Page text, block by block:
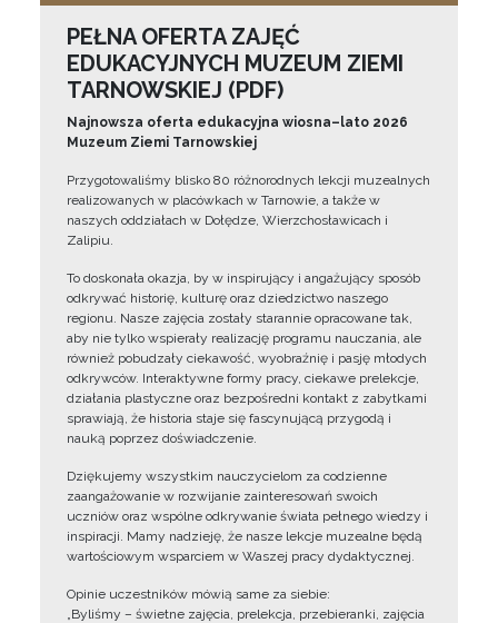
PEŁNA OFERTA ZAJĘĆ
EDUKACYJNYCH MUZEUM ZIEMI
TARNOWSKIEJ (PDF)
Najnowsza oferta edukacyjna wiosna–lato 2026
Muzeum Ziemi Tarnowskiej
Przygotowaliśmy blisko 80 różnorodnych lekcji muzealnych
realizowanych w placówkach w Tarnowie, a także w
naszych oddziałach w Dołędze, Wierzchosławicach i
Zalipiu.
To doskonała okazja, by w inspirujący i angażujący sposób
odkrywać historię, kulturę oraz dziedzictwo naszego
regionu. Nasze zajęcia zostały starannie opracowane tak,
aby nie tylko wspierały realizację programu nauczania, ale
również pobudzały ciekawość, wyobraźnię i pasję młodych
odkrywców. Interaktywne formy pracy, ciekawe prelekcje,
działania plastyczne oraz bezpośredni kontakt z zabytkami
sprawiają, że historia staje się fascynującą przygodą i
nauką poprzez doświadczenie.
Dziękujemy wszystkim nauczycielom za codzienne
zaangażowanie w rozwijanie zainteresowań swoich
uczniów oraz wspólne odkrywanie świata pełnego wiedzy i
inspiracji. Mamy nadzieję, że nasze lekcje muzealne będą
wartościowym wsparciem w Waszej pracy dydaktycznej.
Opinie uczestników mówią same za siebie:
„Byliśmy – świetne zajęcia, prelekcja, przebieranki, zajęcia